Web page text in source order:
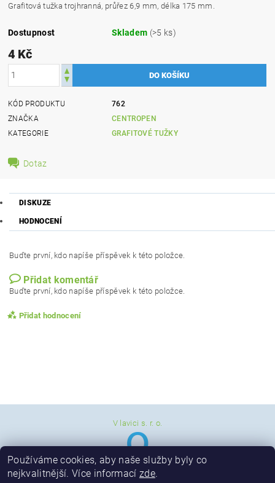
Grafitová tužka trojhranná, průřez 6,9 mm, délka 175 mm.
Dostupnost Skladem (>5 ks)
4 Kč
KÓD PRODUKTU
762
ZNAČKA
CENTROPEN
KATEGORIE
GRAFITOVÉ TUŽKY
Dotaz
DISKUZE
HODNOCENÍ
Buďte první, kdo napíše příspěvek k této položce.
Přidat komentář
Buďte první, kdo napíše příspěvek k této položce.
Přidat hodnocení
V lavici s. r. o.
Používáme cookies, aby naše služby byly co
nejkvalitnější. Více informací zde.